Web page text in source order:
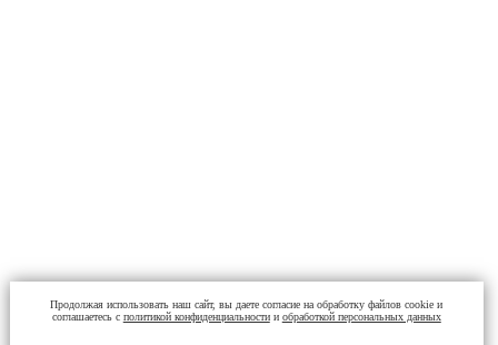
Продолжая использовать наш сайт, вы даете согласие на обработку файлов cookie и
соглашаетесь с политикой конфиденциальностии обработкой персональных данных